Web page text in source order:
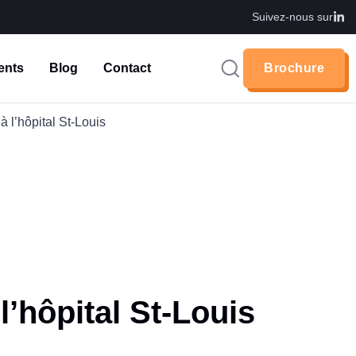
Suivez-nous sur
Blog Contact
Brochure
l’hôpital St-Louis
St-Louis